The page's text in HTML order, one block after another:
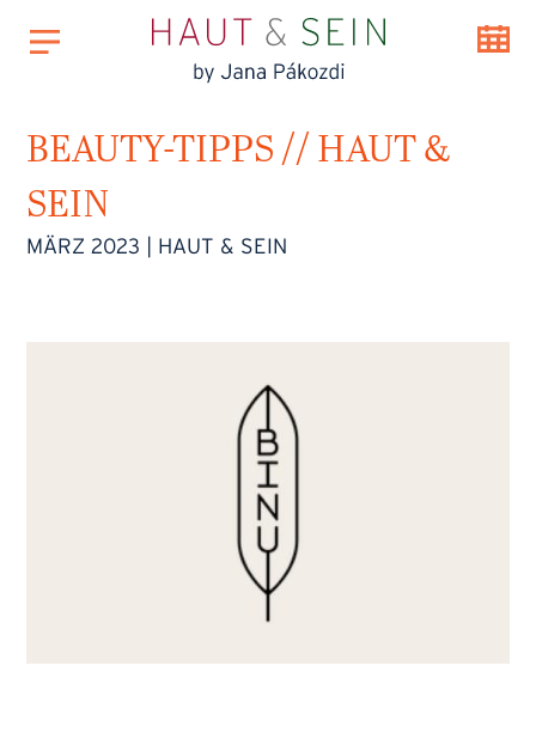
BEAUTY-TIPPS // HAUT &
SEIN
MÄRZ 2023 HAUT & SEIN